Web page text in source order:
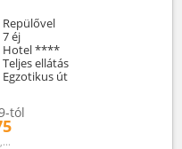
Repülővel
7 éj
Hotel ****
Teljes ellátás
Egzotikus út
tól